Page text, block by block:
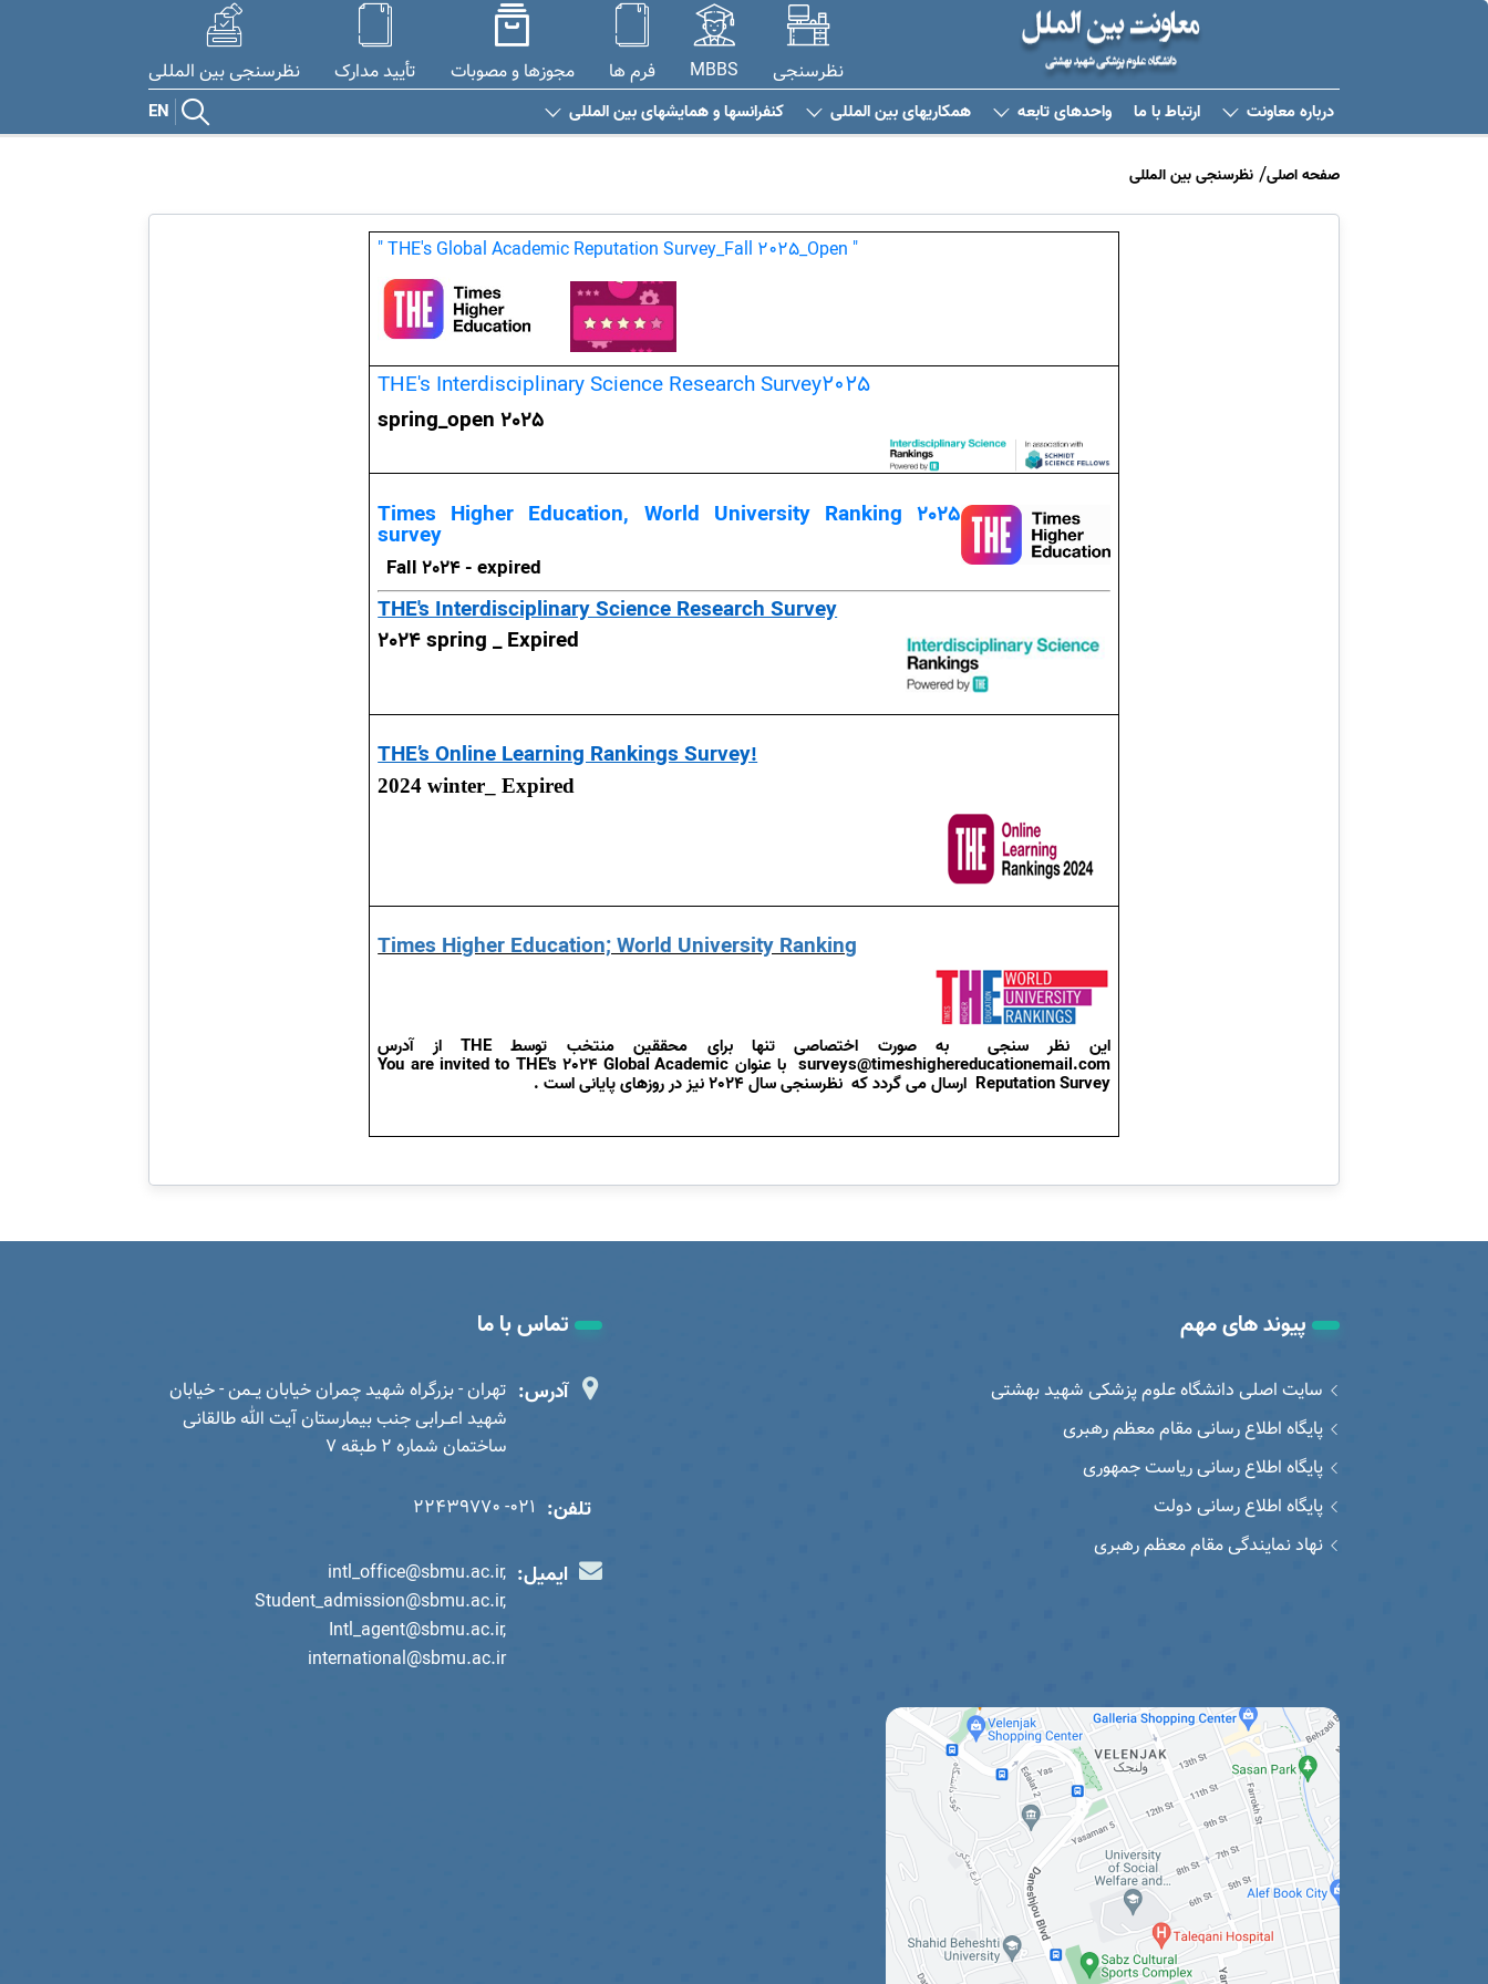
نظرسنجی MBBS فرم ها مجوزها و مصوبات تأیید مدارک نظرسنجی بین المللی
درباره معاونت ارتباط با ما واحدهای تابعه همکاریهای بین المللی کنفرانسها و همایشهای بین المللی EN
صفحه اصلی نظرسنجی بین المللی
"THE's Global Academic Reputation Survey_Fall 2025_Open "
THE's Interdisciplinary Science Research Survey2025
2025 spring_open
Times Higher Education, World University Ranking 2025
survey
Fall 2024 - expired
THE's Interdisciplinary Science Research Survey
2024 spring _Expired
THE’s Online Learning Rankings Survey!
2024 winter_ Expired
Times Higher Education; World University Ranking
این نظر سنجی به صورت اختصاصی تنها برای محققین منتخب توسطTHE از آدرس
surveys@timeshighereducationemail.com با عنوان You are invited to THE's 2024 Global Academic
Reputation Survey ارسال می گردد که نظرسنجی سال 2024 نیز در روزهای پایانی است .
پیوند های مهم
سایت اصلی دانشگاه علوم پزشکی شهید بهشتی
پایگاه اطلاع رسانی مقام معظم رهبری
پایگاه اطلاع رسانی ریاست جمهوری
پایگاه اطلاع رسانی دولت
نهاد نمایندگی مقام معظم رهبری
تماس با ما
آدرس: تهران - بزرگراه شهید چمران خیابان یــمن - خیابان
شهید اعــرابی جنب بیمارستان آیت الله طالقانی
ساختمان شماره 2 طبقه 7
تلفن: 021- 22439770
ایمیل: intl_office@sbmu.ac.ir,
Student_admission@sbmu.ac.ir,
Intl_agent@sbmu.ac.ir,
international@sbmu.ac.ir